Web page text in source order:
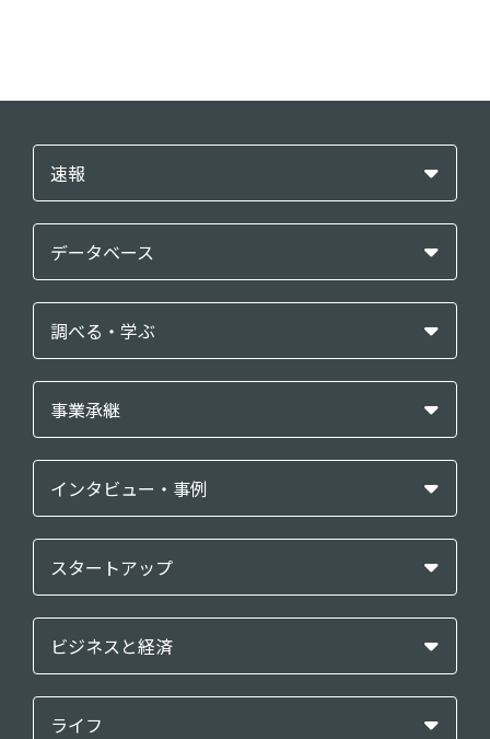
速報
データベース
調べる・学ぶ
事業承継
インタビュー・事例
スタートアップ
ビジネスと経済
ライフ